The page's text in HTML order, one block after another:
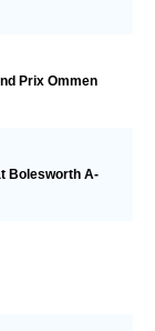
Prix Ommen
Bolesworth A-